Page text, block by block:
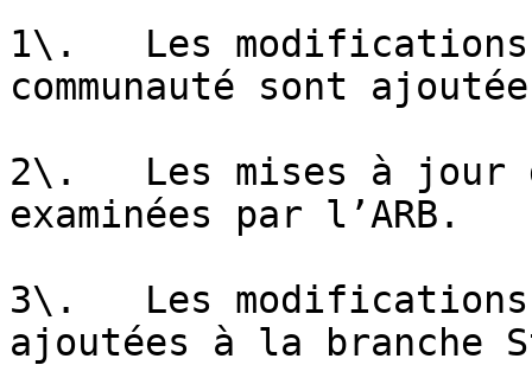
1\.   Les modifications
communauté sont
2\.   Les mises à jour
examinées par l’ARB.
3\.   Les modifications
ajoutées à la branche